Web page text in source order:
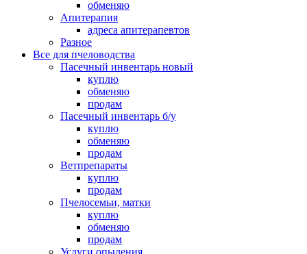
обменяю
Апитерапия
адреса апитерапевтов
Разное
Все для пчеловодства
Пасечный инвентарь новый
куплю
обменяю
продам
Пасечный инвентарь б/у
куплю
обменяю
продам
Ветпрепараты
куплю
продам
Пчелосемьи, матки
куплю
обменяю
продам
Услуги опыления